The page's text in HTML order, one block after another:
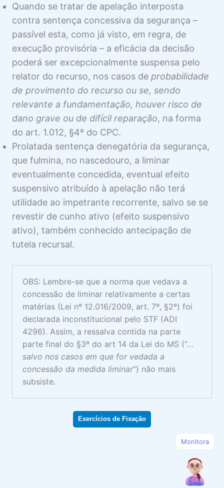
Embargos de Declaração em MS Visualização
Técnica de Complementação de
Julgamento em MS
Visualização
Agravo em MS Visualização
Recursos Ordinário, Especial e
Extraordinário em MS
Visualização
MS COLETIVO
Quando se tratar de apelação interposta
contra sentença concessiva da segurança –
passível esta, como já visto, em regra, de
execução provisória – a eficácia da decisão
poderá ser excepcionalmente suspensa pelo
relator do recurso, nos casos de probabilidade
de provimento do recurso ou se, sendo
relevante a fundamentação, houver risco de
dano grave ou de difícil reparação, na forma
do art. 1.012, §4º do CPC.
Prolatada sentença denegatória da segurança,
que fulmina, no nascedouro, a liminar
eventualmente concedida, eventual efeito
suspensivo atribuído à apelação não terá
utilidade ao impetrante recorrente, salvo se se
revestir de cunho ativo (efeito suspensivo
ativo), também conhecido antecipação de
tutela recursal.
OBS: Lembre-se que a norma que vedava a
concessão de liminar relativamente a certas
matérias (Lei nº 12.016/2009, art. 7º, §2º) foi
declarada inconstitucional pelo STF (ADI
4296). Assim, a ressalva contida na parte
parte final do §3º do art 14 da Lei do MS (“…
salvo nos casos em que for vedada a
concessão da medida liminar“) não mais
subsiste.
Monitora
Exercícios de Fixação